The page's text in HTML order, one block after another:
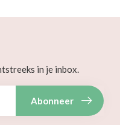
in je inbox.
Abonneer